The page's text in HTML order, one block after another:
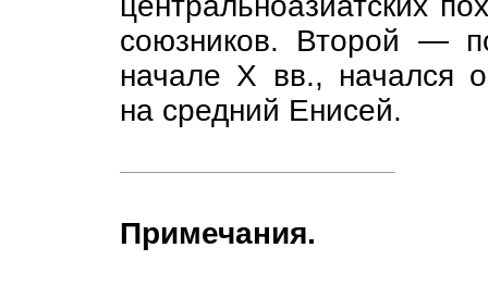
союзников. Второй —
начале X вв., начался
на средний Енисей.
Примечания.